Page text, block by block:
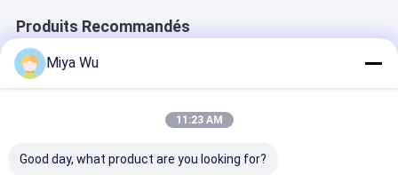
Produits Recommandés
Miya Wu
11:23 AM
Good day, what product are you looking for?